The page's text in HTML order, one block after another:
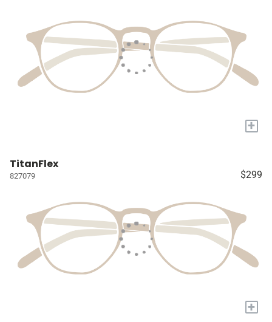
+
TitanFlex
827079 $299
+